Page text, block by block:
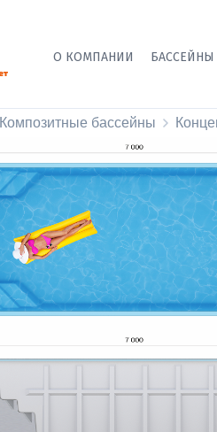
О КОМПАНИИ БАССЕЙНЫ
Композитные бассейны